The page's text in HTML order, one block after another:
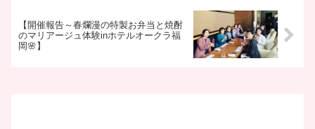
【開催報告～春爛漫の特製お弁当と焼酎
のマリアージュ体験inホテルオークラ福
岡🌸】